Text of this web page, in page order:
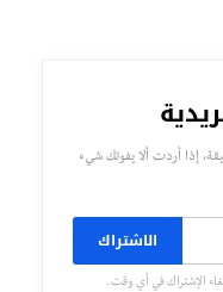
إذا أردت ألا يفوتك شيء
الاشتراك
الإشتراك في أي وقت.